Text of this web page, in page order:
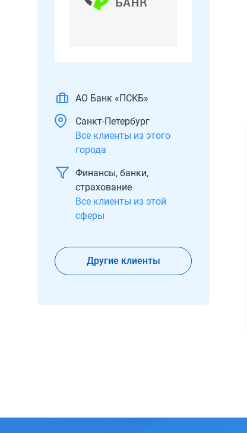
АО Банк «ПСКБ»
Санкт-Петербург
Все клиенты из этого
города
Финансы, банки,
страхование
Все клиенты из этой
сферы
Другие клиенты